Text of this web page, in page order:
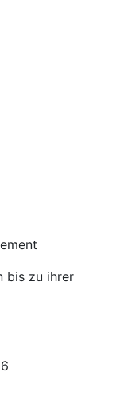
bis zu ihrer